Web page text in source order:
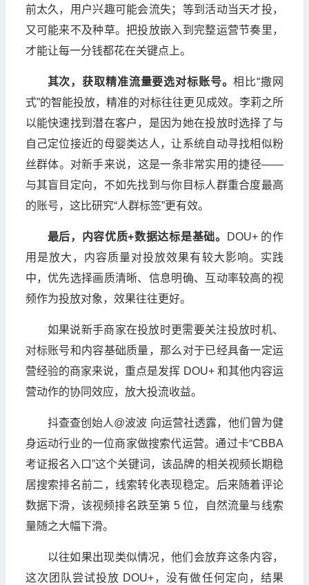
前太久，用户兴趣可能会流失；等到活动当天才投，
又可能来不及种草。把投放嵌入到完整运营节奏里，
才能让每一分钱都花在关键点上。
其次，获取精准流量要选对标账号。相比“撒网
式”的智能投放，精准的对标往往更见成效。李莉之所
以能快速找到潜在客户，是因为她在投放时选择了与
自己定位接近的母婴类达人，让系统自动寻找相似粉
丝群体。对新手来说，这是一条非常实用的捷径——
与其盲目定向，不如先找到与你目标人群重合度最高
的账号，这比研究“人群标签”更有效。
最后，内容优质+数据达标是基础。
DOU+ 的作
用是放大，内容质量对投放效果有较大影响。实践
中，优先选择画质清晰、信息明确、互动率较高的视
频作为投放对象，效果往往更好。
如果说新手商家在投放时更需要关注投放时机、
对标账号和内容基础质量，那么对于已经具备一定运
营经验的商家来说，重点是发挥 DOU+ 和其他内容运
营动作的协同效应，放大投流收益。
抖查查创始人@波波 向运营社透露，他们曾为健
身运动行业的一位商家做搜索代运营。通过卡“CBBA
考证报名入口”这个关键词，该品牌的相关视频长期稳
居搜索排名前二，线索转化表现稳定。后来随着评论
数据下滑，该视频排名跌至第 5 位，自然流量与线索
量随之大幅下滑。
以往如果出现类似情况，他们会放弃这条内容，
这次团队尝试投放 DOU+，没有做任何定向，结果